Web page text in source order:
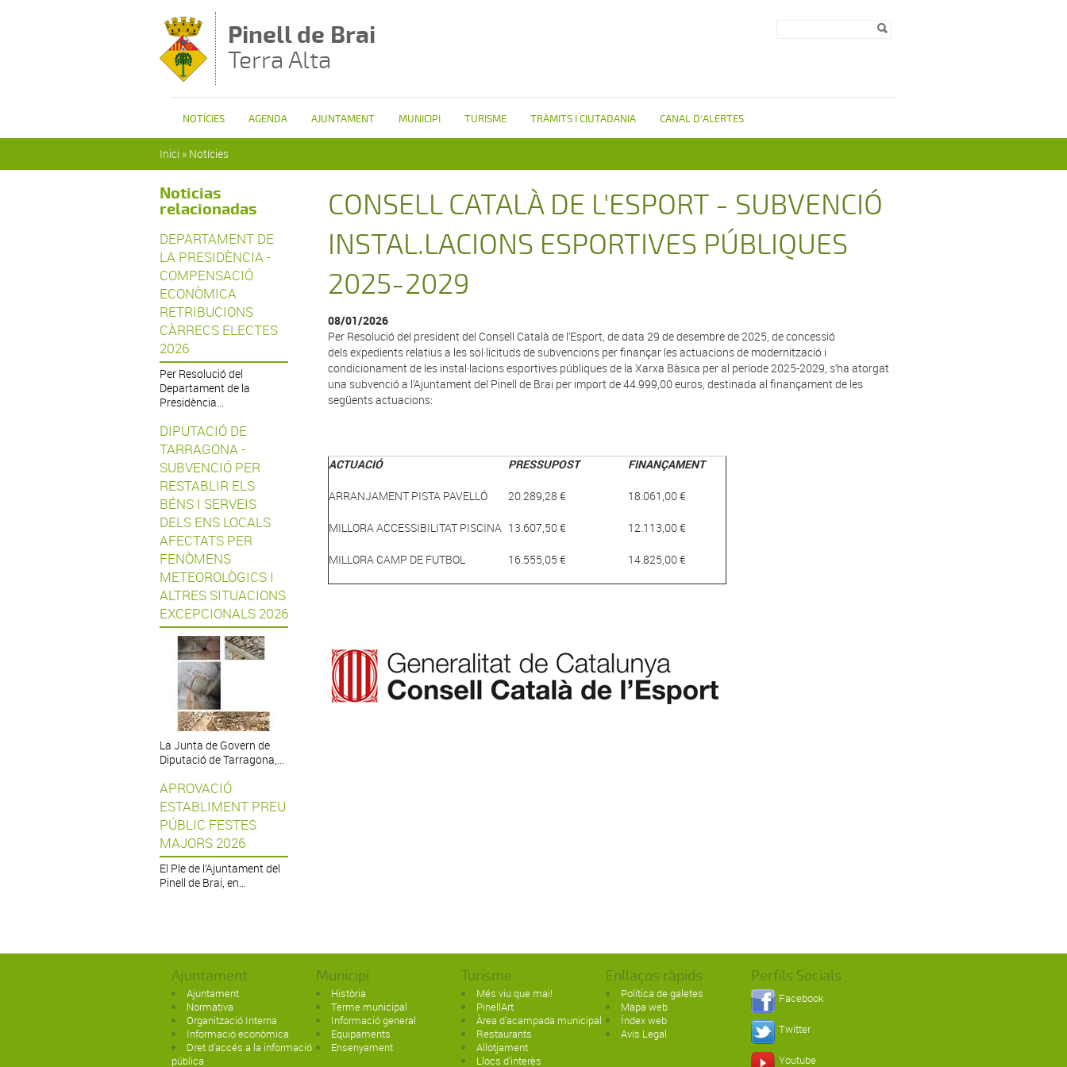
Pinell de Brai
Terra Alta
NOTÍCIES AGENDA AJUNTAMENT MUNICIPI TURISME TRÀMITS I CIUTADANIA CANAL D'ALERTES
Inici » Notícies
Noticias
relacionadas
DEPARTAMENT DE
LA PRESIDÈNCIA -
COMPENSACIÓ
ECONÒMICA
RETRIBUCIONS
CÀRRECS ELECTES
2026
Per Resolució del
Departament de la
Presidència...
DIPUTACIÓ DE
TARRAGONA -
SUBVENCIÓ PER
RESTABLIR ELS
BÉNS I SERVEIS
DELS ENS LOCALS
AFECTATS PER
FENÒMENS
METEOROLÒGICS I
ALTRES SITUACIONS
EXCEPCIONALS 2026
La Junta de Govern de
Diputació de Tarragona,...
APROVACIÓ
ESTABLIMENT PREU
PÚBLIC FESTES
MAJORS 2026
El Ple de l’Ajuntament del
Pinell de Brai, en...
CONSELL CATALÀ DE L'ESPORT - SUBVENCIÓ
INSTAL.LACIONS ESPORTIVES PÚBLIQUES
2025-2029
08/01/2026
Per Resolució del president del Consell Català de l’Esport, de data 29 de desembre de 2025, de concessió
dels expedients relatius a les sol·licituds de subvencions per finançar les actuacions de modernització i
condicionament de les instal·lacions esportives públiques de la Xarxa Bàsica per al període 2025-2029, s’ha atorgat
una subvenció a l’Ajuntament del Pinell de Brai per import de 44.999,00 euros, destinada al finançament de les
següents actuacions:
ACTUACIÓ PRESSUPOST FINANÇAMENT
ARRANJAMENT PISTA PAVELLÓ 20.289,28 € 18.061,00 €
MILLORA ACCESSIBILITAT PISCINA 13.607,50 € 12.113,00 €
MILLORA CAMP DE FUTBOL 16.555,05 € 14.825,00 €
Ajuntament
Ajuntament
Normativa
Organització Interna
Informació econòmica
Dret d'accés a la informació
pública
Municipi
Història
Terme municipal
Informació general
Equipaments
Ensenyament
Turisme
Més viu que mai!
PinellArt
Àrea d'acampada municipal
Restaurants
Allotjament
Llocs d'interès
Enllaços ràpids
Política de galetes
Mapa web
Índex web
Avís Legal
Perfils Socials
Facebook
Twitter
Youtube